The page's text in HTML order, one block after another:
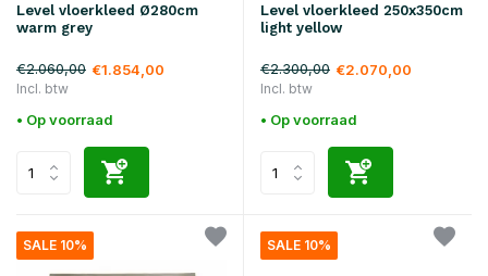
Level vloerkleed Ø280cm
warm grey
€2.060,00 €1.854,00
Incl. btw
• Op voorraad
Level vloerkleed 250x350cm
light yellow
€2.300,00 €2.070,00
Incl. btw
• Op voorraad
SALE 10% SALE 10%